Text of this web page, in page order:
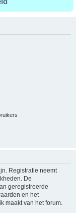
Registratie neemt
De
geregistreerde
en het
maakt van het forum.